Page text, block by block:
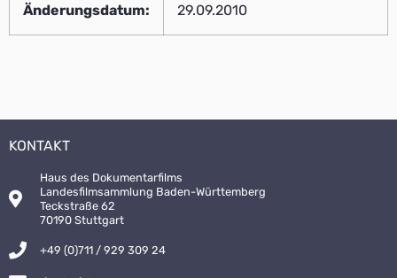
Änderungsdatum: 29.09.2010
KONTAKT
Haus des Dokumentarfilms
Landesfilmsammlung Baden-Württemberg
Teckstraße 62
70190 Stuttgart
+49 (0)711 / 929 309 24